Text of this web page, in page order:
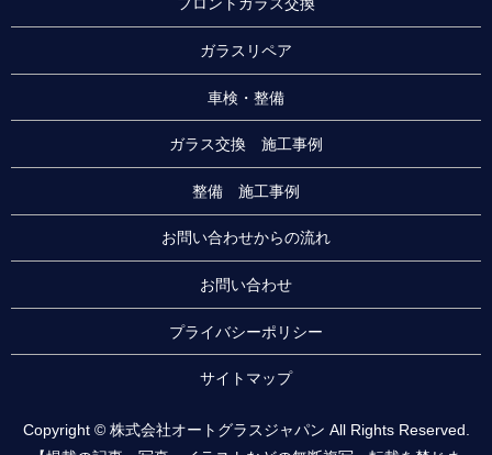
フロントガラス交換
ガラスリペア
車検・整備
ガラス交換 施工事例
整備 施工事例
お問い合わせからの流れ
お問い合わせ
プライバシーポリシー
サイトマップ
Copyright © 株式会社オートグラスジャパン All Rights Reserved.